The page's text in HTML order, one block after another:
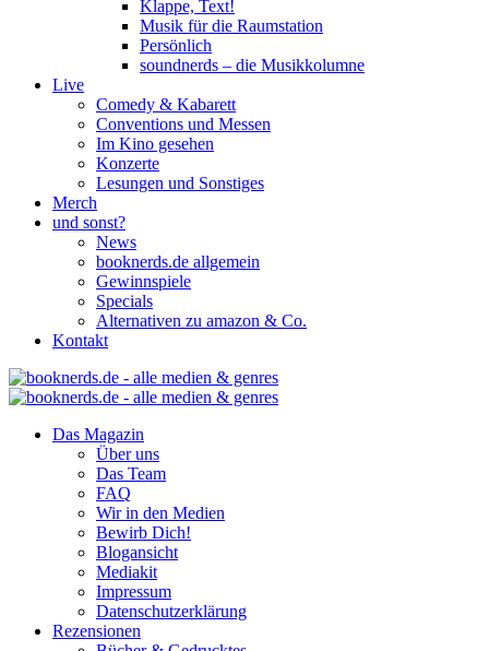
Klappe, Text!
Musik für die Raumstation
Persönlich
soundnerds – die Musikkolumne
Live
Comedy & Kabarett
Conventions und Messen
Im Kino gesehen
Konzerte
Lesungen und Sonstiges
Merch
und sonst?
News
booknerds.de allgemein
Gewinnspiele
Specials
Alternativen zu amazon & Co.
Kontakt
Das Magazin
Über uns
Das Team
FAQ
Wir in den Medien
Bewirb Dich!
Blogansicht
Mediakit
Impressum
Datenschutzerklärung
Rezensionen